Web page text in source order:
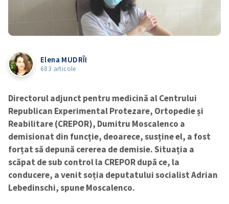
Elena MUDRÎI
683 articole
Directorul adjunct pentru medicină al Centrului
Republican Experimental Protezare, Ortopedie și
Reabilitare (CREPOR), Dumitru Moscalenco a
demisionat din funcție, deoarece, susține el, a fost
forțat să depună cererea de demisie. Situația a
scăpat de sub control la CREPOR după ce, la
conducere, a venit soția deputatului socialist Adrian
Lebedinschi, spune Moscalenco.